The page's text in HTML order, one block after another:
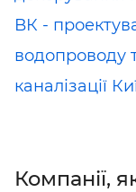
ВК -
водопроводу
каналізації
Компанії,